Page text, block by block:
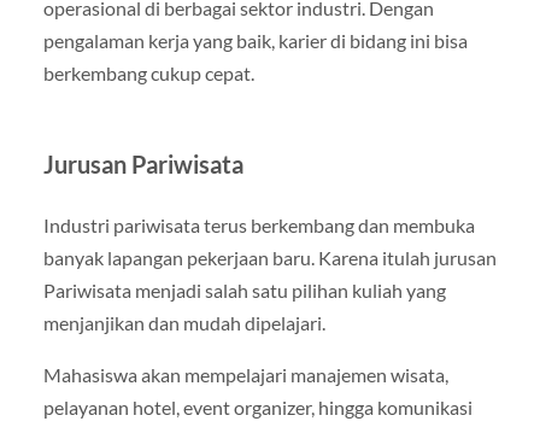
operasional di berbagai sektor industri. Dengan
pengalaman kerja yang baik, karier di bidang ini bisa
berkembang cukup cepat.
Jurusan Pariwisata
Industri pariwisata terus berkembang dan membuka
banyak lapangan pekerjaan baru. Karena itulah jurusan
Pariwisata menjadi salah satu pilihan kuliah yang
menjanjikan dan mudah dipelajari.
Mahasiswa akan mempelajari manajemen wisata,
pelayanan hotel, event organizer, hingga komunikasi